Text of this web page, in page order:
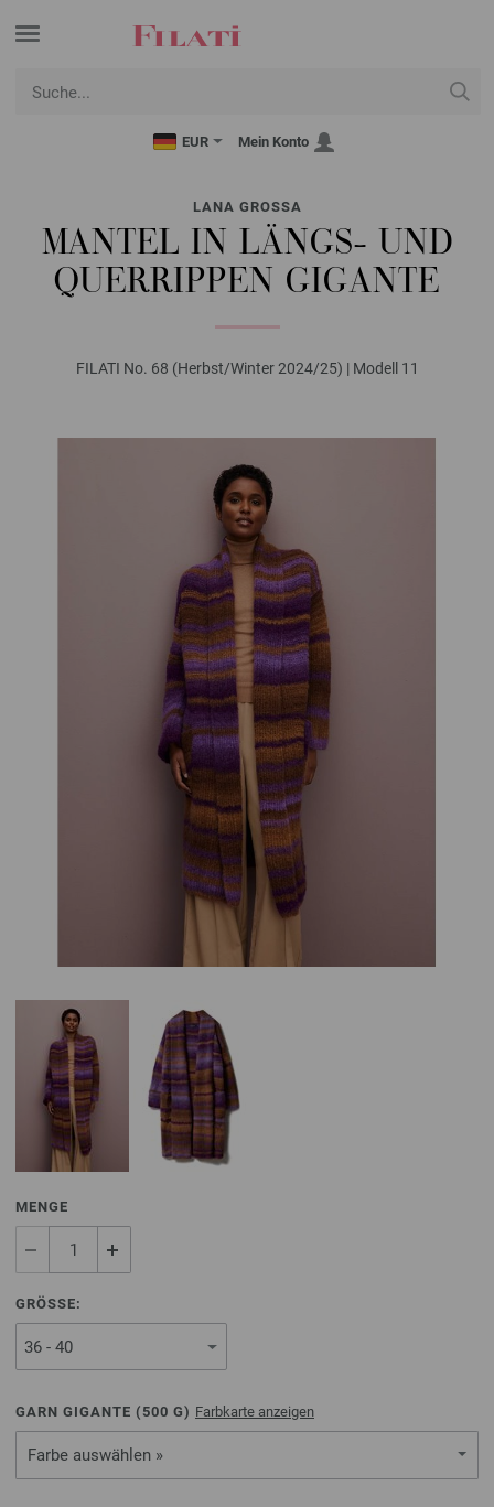
EUR Mein Konto
LANA GROSSA
MANTEL IN LÄNGS- UND
QUERRIPPEN GIGANTE
FILATI No. 68 (Herbst/Winter 2024/25) | Modell 11
MENGE
GRÖSSE:
GARN GIGANTE ( 500 G) Farbkarte anzeigen
Farbe auswählen »